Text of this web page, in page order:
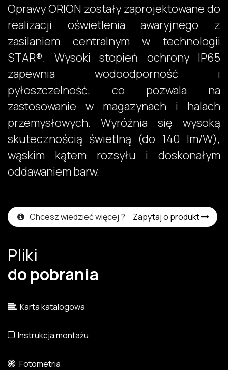
Oprawy ORION zostały zaprojektowane do
realizacji oświetlenia awaryjnego z
zasilaniem centralnym w technologii
STAR®. Wysoki stopień ochrony IP65
zapewnia wodoodporność i
pyłoszczelność, co pozwala na
zastosowanie w magazynach i halach
przemysłowych. Wyróżnia się wysoką
skutecznością świetlną (do 140 lm/W),
wąskim kątem rozsyłu i doskonałym
oddawaniem barw.
Chcesz wiedzieć więcej ? Zapytaj o produkt
Pliki
do pobrania
Karta katalogowa
Instrukcja montażu
Fotometria